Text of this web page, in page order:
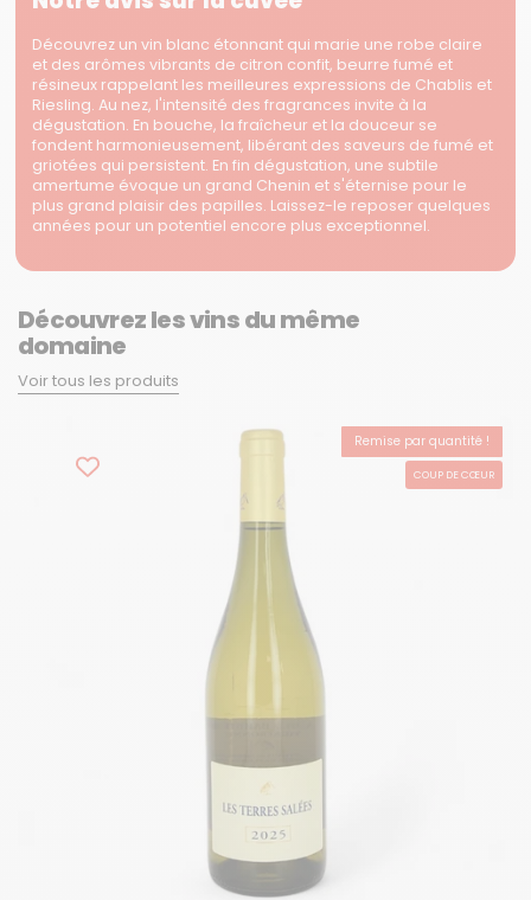
Découvrez un vin blanc étonnant qui marie une robe claire
et des arômes vibrants de citron confit, beurre fumé et
résineux rappelant les meilleures expressions de Chablis et
Riesling. Au nez, l'intensité des fragrances invite à la
dégustation. En bouche, la fraîcheur et la douceur se
fondent harmonieusement, libérant des saveurs de fumé et
griotées qui persistent. En fin dégustation, une subtile
amertume évoque un grand Chenin et s'éternise pour le
plus grand plaisir des papilles. Laissez-le reposer quelques
années pour un potentiel encore plus exceptionnel.
Découvrez les vins du même
domaine
Voir tous les produits
Remise par quantité !
BEST-SELLER
COUP DE CŒUR